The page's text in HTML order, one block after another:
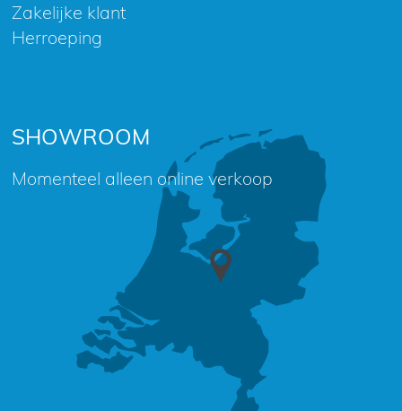
Zakelijke klant
Herroeping
SHOWROOM
Momenteel alleen online verkoop